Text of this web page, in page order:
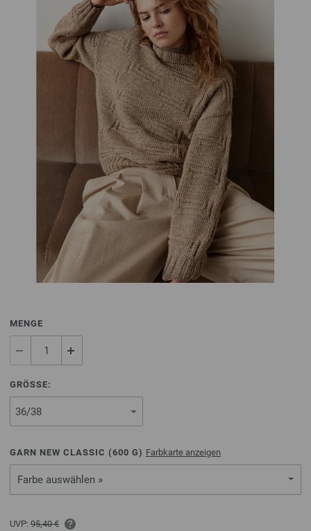
MENGE
GRÖSSE:
GARN NEW CLASSIC (600 G) Farbkarte anzeigen
Farbe auswählen »
UVP: 95,40 €